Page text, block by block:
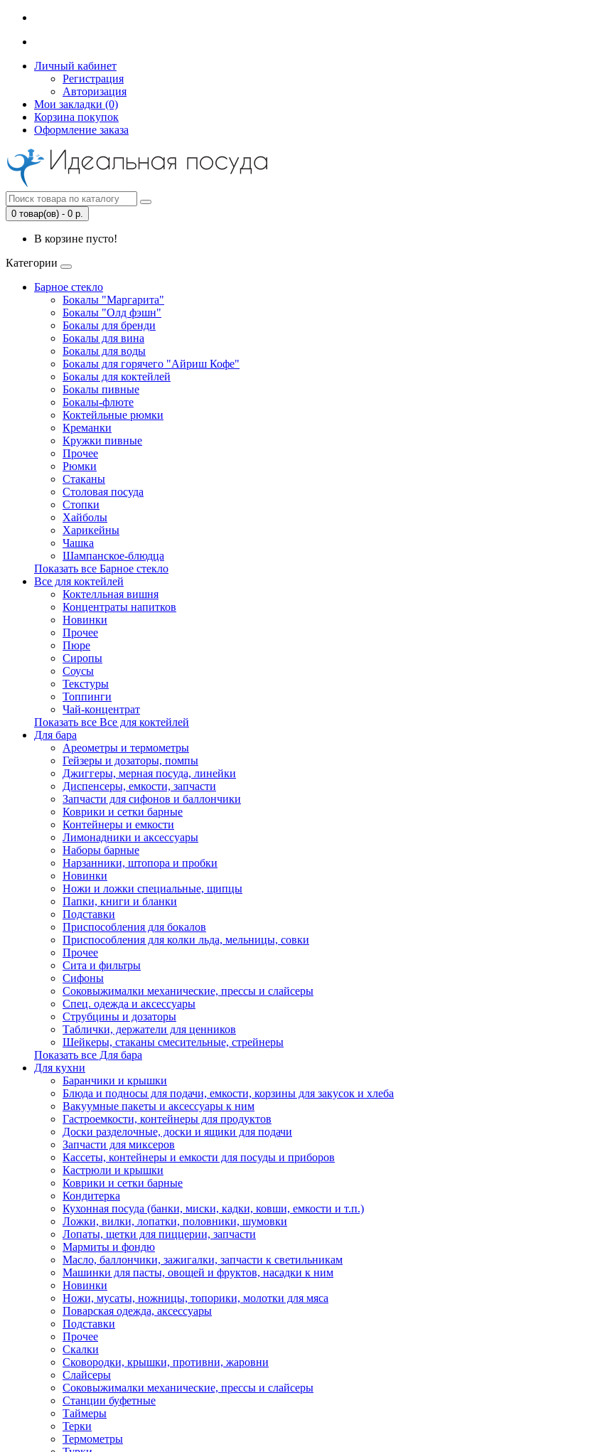
Личный кабинет
Регистрация
Авторизация
Мои закладки (0)
Корзина покупок
Оформление заказа
0 товар(ов) - 0 р.
В корзине пусто!
Категории
Барное стекло
Бокалы "Маргарита"
Бокалы "Олд фэшн"
Бокалы для бренди
Бокалы для вина
Бокалы для воды
Бокалы для горячего "Айриш Кофе"
Бокалы для коктейлей
Бокалы пивные
Бокалы-флюте
Коктейльные рюмки
Креманки
Кружки пивные
Прочее
Рюмки
Стаканы
Столовая посуда
Стопки
Хайболы
Харикейны
Чашка
Шампанское-блюдца
Показать все Барное стекло
Все для коктейлей
Коктелльная вишня
Концентраты напитков
Новинки
Прочее
Пюре
Сиропы
Соусы
Текстуры
Топпинги
Чай-концентрат
Показать все Все для коктейлей
Для бара
Ареометры и термометры
Гейзеры и дозаторы, помпы
Джиггеры, мерная посуда, линейки
Диспенсеры, емкости, запчасти
Запчасти для сифонов и баллончики
Коврики и сетки барные
Контейнеры и емкости
Лимонадники и аксессуары
Наборы барные
Нарзанники, штопора и пробки
Новинки
Ножи и ложки специальные, щипцы
Папки, книги и бланки
Подставки
Приспособления для бокалов
Приспособления для колки льда, мельницы, совки
Прочее
Сита и фильтры
Сифоны
Соковыжималки механические, прессы и слайсеры
Спец. одежда и аксессуары
Струбцины и дозаторы
Таблички, держатели для ценников
Шейкеры, стаканы смесительные, стрейнеры
Показать все Для бара
Для кухни
Баранчики и крышки
Блюда и подносы для подачи, емкости, корзины для закусок и хлеба
Вакуумные пакеты и аксессуары к ним
Гастроемкости, контейнеры для продуктов
Доски разделочные, доски и ящики для подачи
Запчасти для миксеров
Кассеты, контейнеры и емкости для посуды и приборов
Кастрюли и крышки
Коврики и сетки барные
Кондитерка
Кухонная посуда (банки, миски, кадки, ковши, емкости и т.п.)
Ложки, вилки, лопатки, половники, шумовки
Лопаты, щетки для пиццерии, запчасти
Мармиты и фондю
Масло, баллончики, зажигалки, запчасти к светильникам
Машинки для пасты, овощей и фруктов, насадки к ним
Новинки
Ножи, мусаты, ножницы, топорики, молотки для мяса
Поварская одежда, аксессуары
Подставки
Прочее
Скалки
Сковородки, крышки, противни, жаровни
Слайсеры
Соковыжималки механические, прессы и слайсеры
Станции буфетные
Таймеры
Терки
Термометры